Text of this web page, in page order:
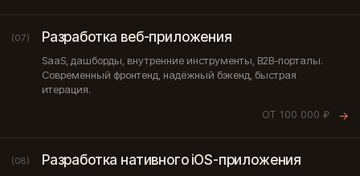
(07) Разработка веб-приложения
SaaS, дашборды, внутренние инструменты, B2B-порталы.
Современный фронтенд, надёжный бэкенд, быстрая
итерация.
ОТ 100 000 ₽ →
(08) Разработка нативного iOS-приложения